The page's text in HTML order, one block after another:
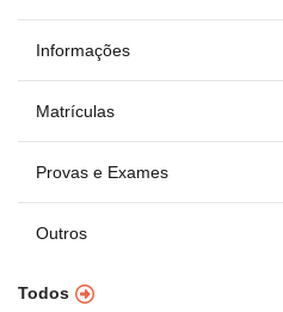
Informações
Matrículas
Provas e Exames
Outros
Todos